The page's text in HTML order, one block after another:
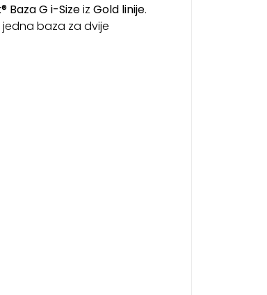
Baza G i-Sizeiz Gold linije.
baza za dvije